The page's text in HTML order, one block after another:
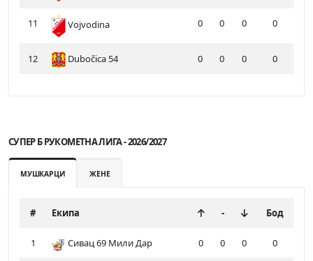
11 Vojvodina 0 0 0 0
12 Dubočica 54 0 0 0 0
СУПЕР Б РУКОМЕТНА ЛИГА - 2026/2027
МУШКАРЦИ ЖЕНЕ
# Екипа - Бод
1 Сивац 69 Мили Дар 0 0 0 0